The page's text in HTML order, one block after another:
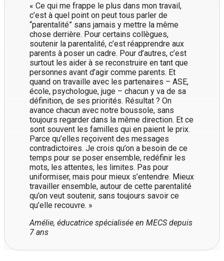
« Ce qui me frappe le plus dans mon travail,
c’est à quel point on peut tous parler de
“parentalité” sans jamais y mettre la même
chose derrière. Pour certains collègues,
soutenir la parentalité, c’est réapprendre aux
parents à poser un cadre. Pour d’autres, c’est
surtout les aider à se reconstruire en tant que
personnes avant d’agir comme parents. Et
quand on travaille avec les partenaires – ASE,
école, psychologue, juge – chacun y va de sa
définition, de ses priorités. Résultat ? On
avance chacun avec notre boussole, sans
toujours regarder dans la même direction. Et ce
sont souvent les familles qui en paient le prix.
Parce qu’elles reçoivent des messages
contradictoires. Je crois qu’on a besoin de ce
temps pour se poser ensemble, redéfinir les
mots, les attentes, les limites. Pas pour
uniformiser, mais pour mieux s’entendre. Mieux
travailler ensemble, autour de cette parentalité
qu’on veut soutenir, sans toujours savoir ce
qu’elle recouvre. »
Amélie, éducatrice spécialisée en MECS depuis
7 ans